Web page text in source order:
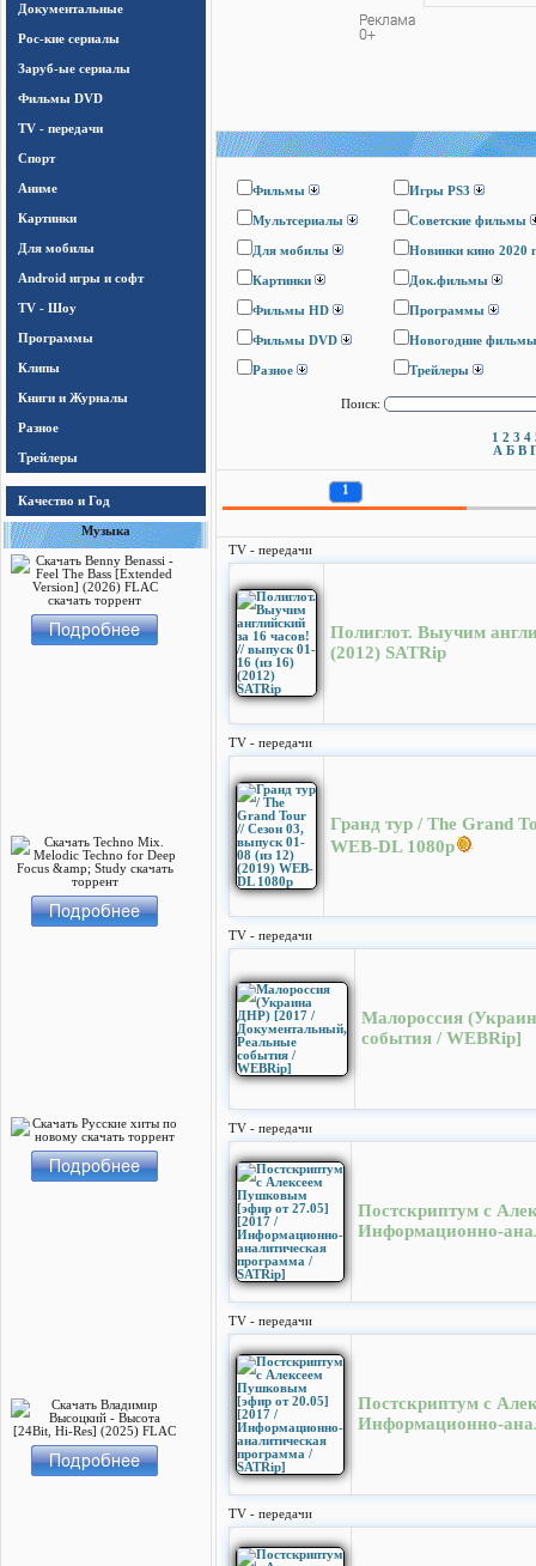
Документальные
Рос-кие сериалы
Заруб-ые сериалы
Фильмы DVD
TV - передачи
Спорт
Аниме
Картинки
Для мобилы
Android игры и софт
TV - Шоу
Программы
Клипы
Книги и Журналы
Разное
Трейлеры
Качество и Год
Музыка
Фильмы Игры PS3
Мультсериалы Cоветские фильмы
Для мобилы Новинки кино 2020
Картинки Док.фильмы
Фильмы HD Программы
Фильмы DVD Новогодние фильмы
Разное Трейлеры
Поиск:
1 2 3 4
А Б В
1
TV - передачи
Полиглот. Выучим
(2012) SATRip
TV - передачи
Гранд тур / The Grand
WEB-DL 1080p
TV - передачи
Малороссия
события / WEBRip]
TV - передачи
Постскриптум с
Информационно-
TV - передачи
Постскриптум с
Информационно-
TV - передачи